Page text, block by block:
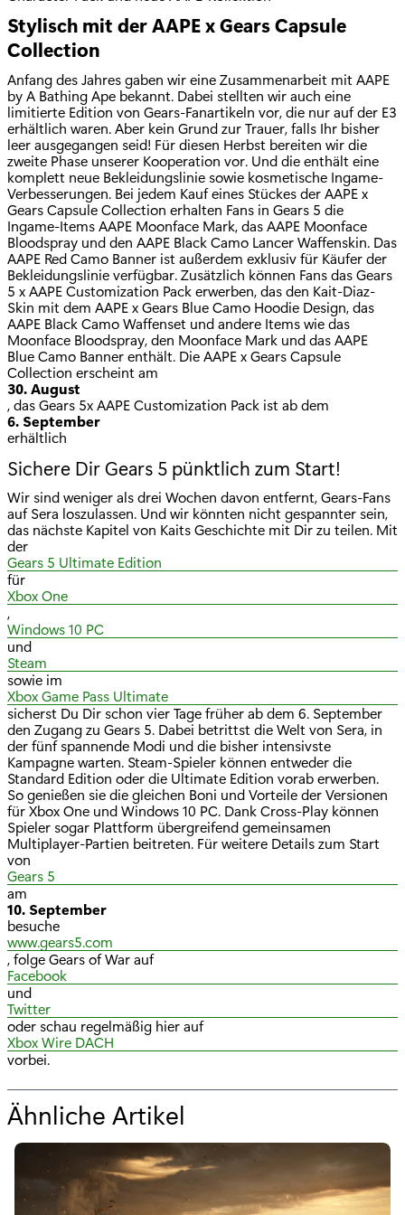
Stylisch mit der AAPE x Gears Capsule
Collection
Anfang des Jahres gaben wir eine Zusammenarbeit mit AAPE
by A Bathing Ape bekannt. Dabei stellten wir auch eine
limitierte Edition von Gears-Fanartikeln vor, die nur auf der E3
erhältlich waren. Aber kein Grund zur Trauer, falls Ihr bisher
leer ausgegangen seid! Für diesen Herbst bereiten wir die
zweite Phase unserer Kooperation vor. Und die enthält eine
komplett neue Bekleidungslinie sowie kosmetische Ingame-
Verbesserungen. Bei jedem Kauf eines Stückes der AAPE x
Gears Capsule Collection erhalten Fans in Gears 5 die
Ingame-Items AAPE Moonface Mark, das AAPE Moonface
Bloodspray und den AAPE Black Camo Lancer Waffenskin. Das
AAPE Red Camo Banner ist außerdem exklusiv für Käufer der
Bekleidungslinie verfügbar. Zusätzlich können Fans das Gears
5 x AAPE Customization Pack erwerben, das den Kait-Diaz-
Skin mit dem AAPE x Gears Blue Camo Hoodie Design, das
AAPE Black Camo Waffenset und andere Items wie das
Moonface Bloodspray, den Moonface Mark und das AAPE
Blue Camo Banner enthält. Die AAPE x Gears Capsule
Collection erscheint am
30. August
, das Gears 5x AAPE Customization Pack ist ab dem
6. September
erhältlich
Sichere Dir Gears 5 pünktlich zum Start!
Wir sind weniger als drei Wochen davon entfernt, Gears-Fans
auf Sera loszulassen. Und wir könnten nicht gespannter sein,
das nächste Kapitel von Kaits Geschichte mit Dir zu teilen. Mit
der
Gears 5 Ultimate Edition
für
Xbox One
,
Windows 10 PC
und
Steam
sowie im
Xbox Game Pass Ultimate
sicherst Du Dir schon vier Tage früher ab dem 6. September
den Zugang zu Gears 5. Dabei betrittst die Welt von Sera, in
der fünf spannende Modi und die bisher intensivste
Kampagne warten. Steam-Spieler können entweder die
Standard Edition oder die Ultimate Edition vorab erwerben.
So genießen sie die gleichen Boni und Vorteile der Versionen
für Xbox One und Windows 10 PC. Dank Cross-Play können
Spieler sogar Plattform übergreifend gemeinsamen
Multiplayer-Partien beitreten. Für weitere Details zum Start
von
Gears 5
am
10. September
besuche
www.gears5.com
, folge Gears of War auf
Facebook
und
Twitter
oder schau regelmäßig hier auf
Xbox Wire DACH
vorbei.
Ähnliche Artikel
ü
r